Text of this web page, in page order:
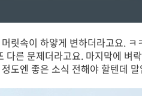
릿속이 하얗게 변하더라고요.
다른 문제더라고요. 마지막에 벼
도엔 좋은 소식 전해야 할텐데 말